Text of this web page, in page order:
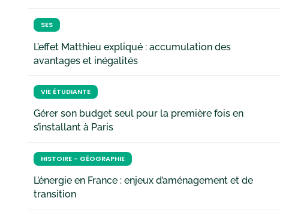
SES
L’effet Matthieu expliqué : accumulation des
avantages et inégalités
VIE ÉTUDIANTE
Gérer son budget seul pour la première fois en
s’installant à Paris
HISTOIRE - GÉOGRAPHIE
L’énergie en France : enjeux d’aménagement et de
transition